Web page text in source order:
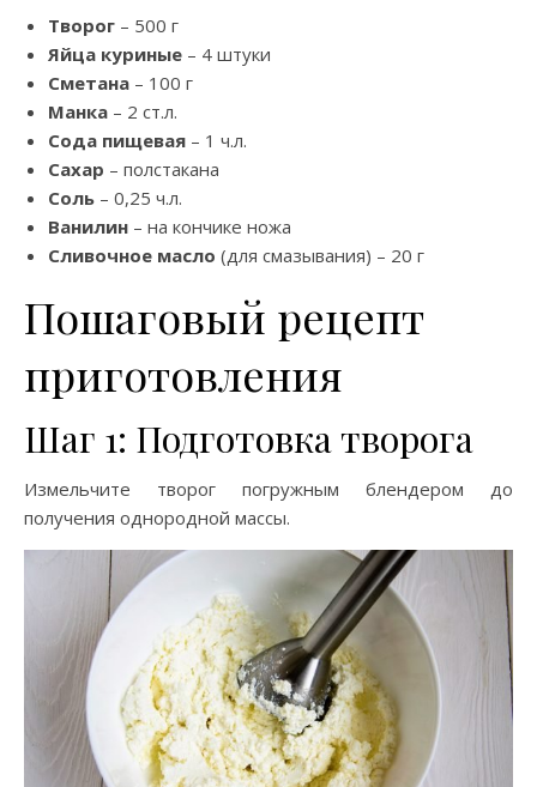
Творог – 500 г
Яйца куриные – 4 штуки
Сметана – 100 г
Манка – 2 ст.л.
Сода пищевая – 1 ч.л.
Сахар – полстакана
Соль – 0,25 ч.л.
Ванилин – на кончике ножа
Сливочное масло (для смазывания) – 20 г
Пошаговый рецепт
приготовления
Шаг 1: Подготовка творога
Измельчите творог погружным блендером до
получения однородной массы.